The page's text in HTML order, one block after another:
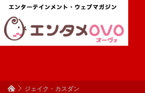
ジェイク・カスダン